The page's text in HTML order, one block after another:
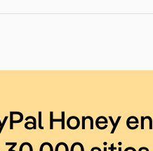
Honey en